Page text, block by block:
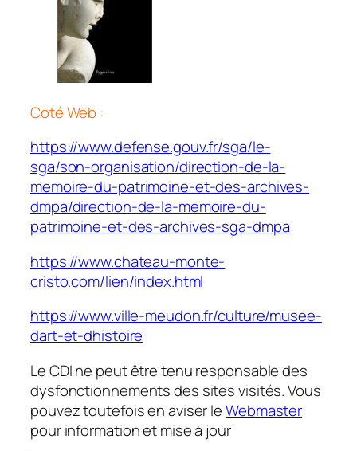
Coté Web :
https://www.defense.gouv.fr/sga/le-
sga/son-organisation/direction-de-la-
memoire-du-patrimoine-et-des-archives-
dmpa/direction-de-la-memoire-du-
patrimoine-et-des-archives-sga-dmpa
https://www.chateau-monte-
cristo.com/lien/index.html
https://www.ville-meudon.fr/culture/musee-
dart-et-dhistoire
Le CDI ne peut être tenu responsable des
dysfonctionnements des sites visités. Vous
pouvez toutefois en aviser leWebmaster
pour information et mise à jour